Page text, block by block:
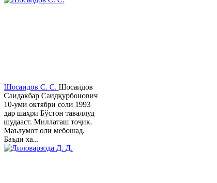
Шосаидов С. С. Шосаидов
Саидакбар Саидқурбонович
10-уми октябри соли 1993
дар шаҳри Бўстон таваллуд
шудааст. Миллаташ тоҷик.
Маълумот олӣ мебошад.
Баъди ха...